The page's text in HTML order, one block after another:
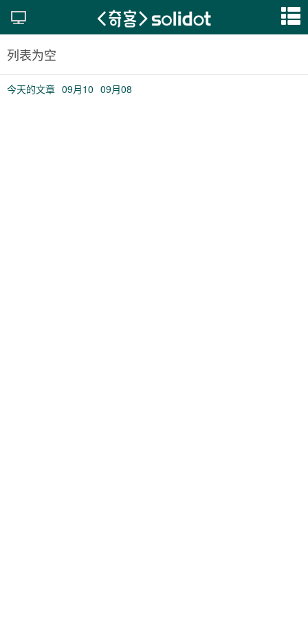
列表为空
今天的文章 09月10 09月08